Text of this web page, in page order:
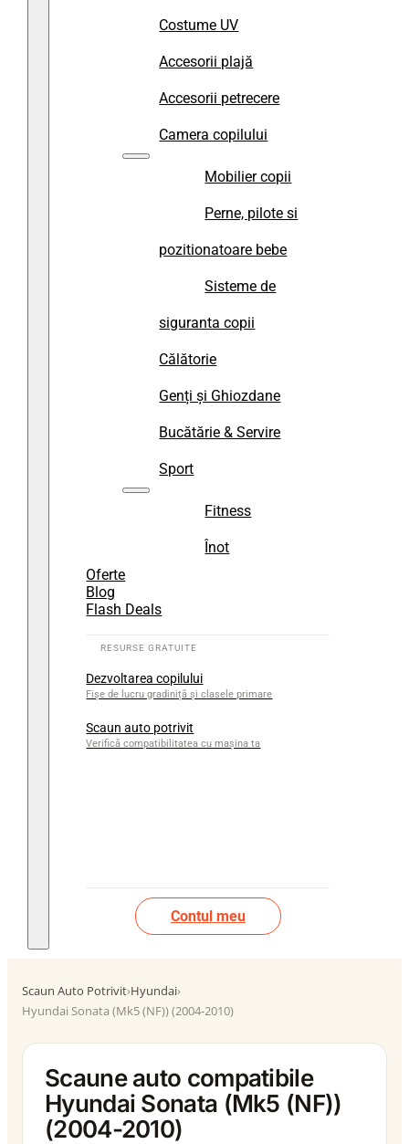
Costume UV
Accesorii plajă
Accesorii petrecere
Camera copilului
Mobilier copii
Perne, pilote si
pozitionatoare bebe
Sisteme de
siguranta copii
Călătorie
Genți și Ghiozdane
Bucătărie & Servire
Sport
Fitness
Înot
Oferte
Blog
Flash Deals
Dezvoltarea copilului
Fișe de lucru gradiniță și clasele primare
Scaun auto potrivit
Verifică compatibilitatea cu mașina ta
Contul meu
Scaun Auto Potrivit›Hyundai›
Hyundai Sonata (Mk5 (NF)) (2004-2010)
Scaune auto compatibile
Hyundai Sonata (Mk5 (NF))
(2004-2010)